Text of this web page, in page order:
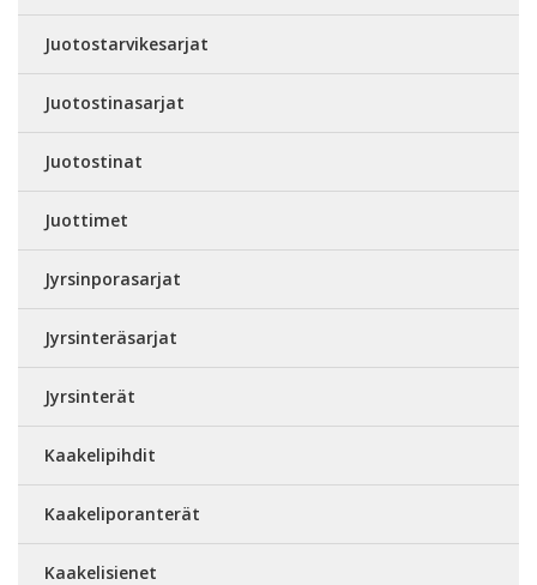
Juotostarvikesarjat
Juotostinasarjat
Juotostinat
Juottimet
Jyrsinporasarjat
Jyrsinteräsarjat
Jyrsinterät
Kaakelipihdit
Kaakeliporanterät
Kaakelisienet